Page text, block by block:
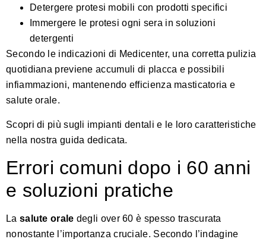
Detergere protesi mobili con prodotti specifici
Immergere le protesi ogni sera in soluzioni
detergenti
Secondo le indicazioni di Medicenter, una corretta pulizia
quotidiana previene accumuli di placca e possibili
infiammazioni, mantenendo efficienza masticatoria e
salute orale.
Scopri di più sugli impianti dentali e le loro caratteristiche
nella nostra guida dedicata.
Errori comuni dopo i 60 anni
e soluzioni pratiche
La salute orale degli over 60 è spesso trascurata
nonostante l’importanza cruciale. Secondo l’indagine